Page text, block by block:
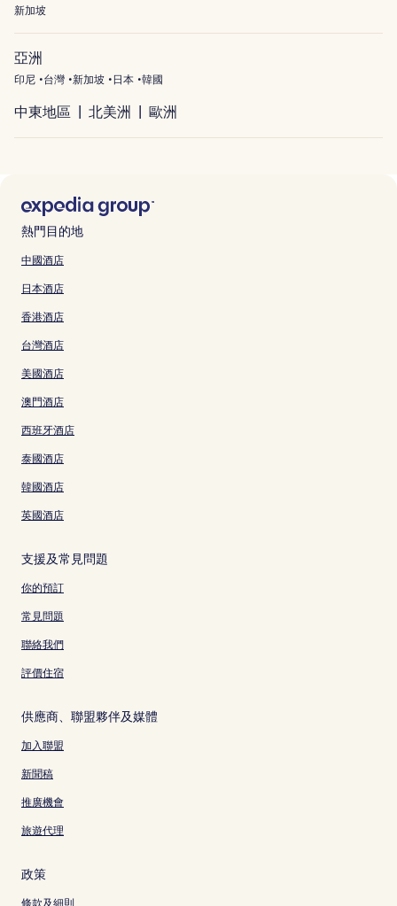
新加坡
亞洲
印尼 台灣 新加坡 日本 韓國
中東地區 北美洲 歐洲
熱門目的地
中國酒店
日本酒店
香港酒店
台灣酒店
美國酒店
澳門酒店
西班牙酒店
泰國酒店
韓國酒店
英國酒店
支援及常見問題
你的預訂
常見問題
聯絡我們
評價住宿
供應商、聯盟夥伴及媒體
加入聯盟
新聞稿
推廣機會
旅遊代理
政策
條款及細則